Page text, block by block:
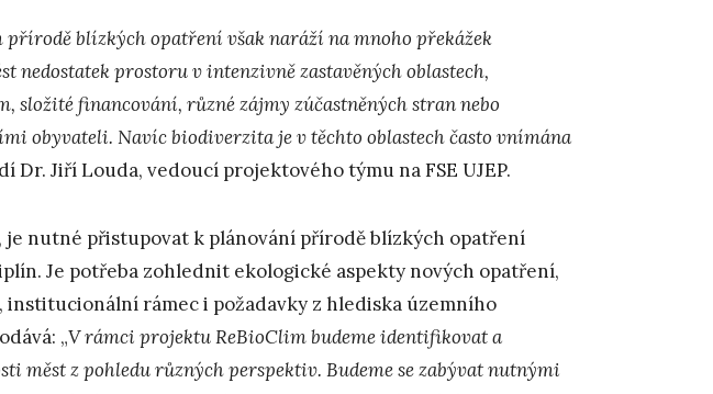
přírodě blízkých opatření však naráží na mnoho překážek
nedostatek prostoru v intenzivně zastavěných oblastech,
složité financování, různé zájmy zúčastněných stran nebo
obyvateli. Navíc biodiverzita je v těchto oblastech často vnímána
Dr. Jiří Louda, vedoucí projektového týmu na FSE UJEP.
je nutné přistupovat k plánování přírodě blízkých opatření
Je potřeba zohlednit ekologické aspekty nových opatření,
institucionální rámec i požadavky z hlediska územního
„V rámci projektu ReBioClim budeme identifikovat a
měst z pohledu různých perspektiv. Budeme se zabývat nutnými